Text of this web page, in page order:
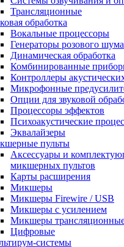
Трансляционные
обработка
Вокальные процессоры
Генераторы розового шума
Динамическая обработка
Комбинированные
Контроллеры
Микрофонные
Опции для звуковой
Процессоры эффектов
Психоакустические
Эквалайзеры
пульты
Аксессуары и
микшерных пультов
Карты расширения
Микшеры
Микшеры Firewire / USB
Микшеры с усилением
Микшеры
Цифровые
системы